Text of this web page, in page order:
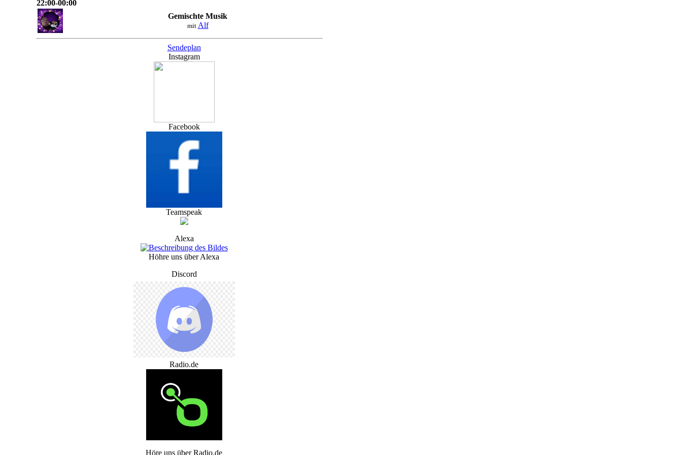
22:00-00:00
Gemischte Musik
mit Alf
Sendeplan
Instagram
Facebook
Teamspeak
Alexa
Höhre uns über Alexa
Discord
Radio.de
Höre uns über Radio.de